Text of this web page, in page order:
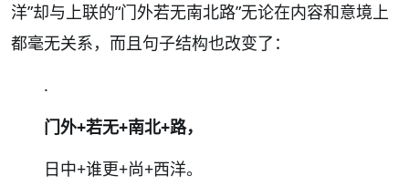
洋”却与上联的“门外若无南北路”无论在内容和意境上
都毫无关系，而且句子结构也改变了：
.
门外+若无+南北+路，
日中+谁更+尚+西洋。